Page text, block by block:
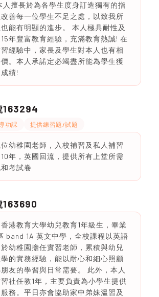
人擅長於為各學生度身訂造獨有的指
善每一位學生不足之處，以致我所
能有明顯的進步。 本人極具耐性及
年豐富教育經驗，充滿教育熱誠! 在
經驗中，家長及學生對本人也有相
。本人承諾定必竭盡所能為學生獲
績!
163294
功課 提供練習題/試題
幼稚園老師，入校補習及私人補習
年，英國回流，提供所有上堂所需
考試卷
163690
港教育大學幼兒教育1年級生，畢業
band 1A 英文中學，全校課程以英語
幼稚園擔任實習老師，累積與幼兒
的實務經驗，能以耐心和細心照顧
友的學習與日常需要。 此外，本人
社任教1年，主要負責為小學生提供
務。平日亦會協助家中弟妹溫習及